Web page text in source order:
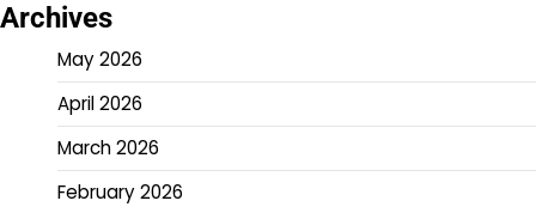
Archives
May 2026
April 2026
March 2026
February 2026